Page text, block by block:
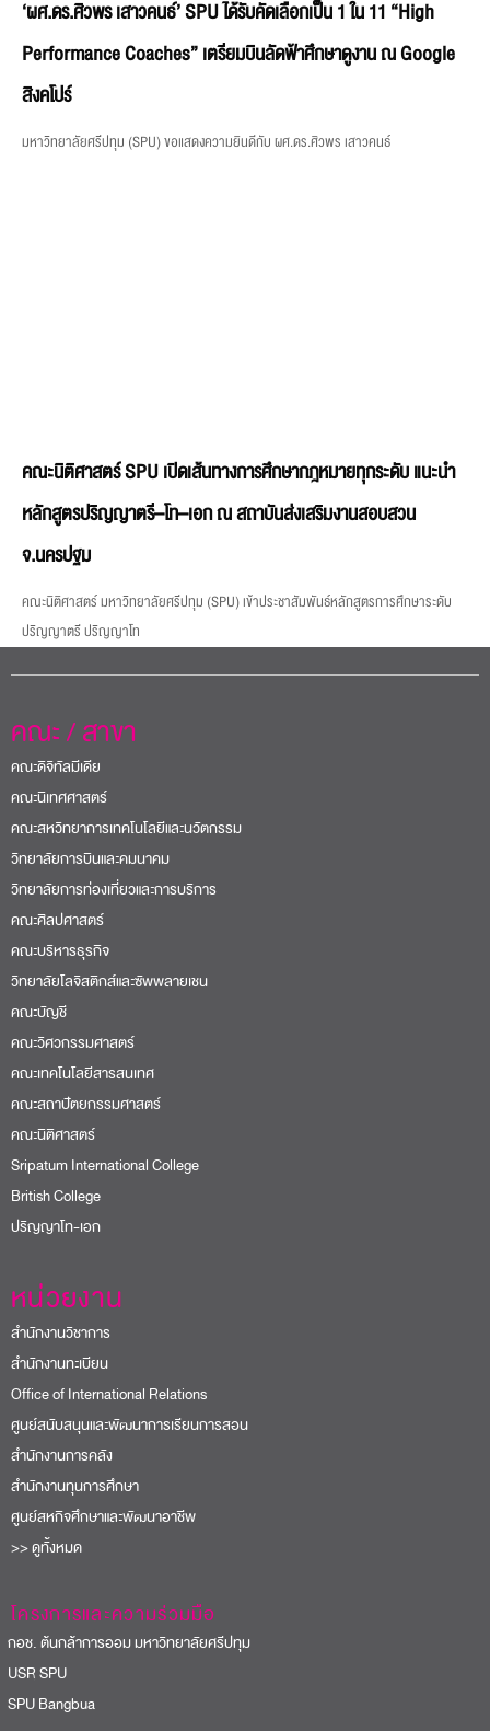
‘ผศ.ดร.ศิวพร เสาวคนธ์’ SPU ได้รับคัดเลือกเป็น 1 ใน 11 “High
Performance Coaches” เตรียมบินลัดฟ้าศึกษาดูงาน ณ Google
สิงคโปร์
มหาวิทยาลัยศรีปทุม (SPU) ขอแสดงความยินดีกับ ผศ.ดร.ศิวพร เสาวคนธ์
คณะนิติศาสตร์ SPU เปิดเส้นทางการศึกษากฎหมายทุกระดับ แนะนำ
หลักสูตรปริญญาตรี–โท–เอก ณ สถาบันส่งเสริมงานสอบสวน
จ.นครปฐม
คณะนิติศาสตร์ มหาวิทยาลัยศรีปทุม (SPU) เข้าประชาสัมพันธ์หลักสูตรการศึกษาระดับ
ปริญญาตรี ปริญญาโท
คณะ / สาขา
คณะดิจิทัลมีเดีย
คณะนิเทศศาสตร์
คณะสหวิทยาการเทคโนโลยีและนวัตกรรม
วิทยาลัยการบินและคมนาคม
วิทยาลัยการท่องเที่ยวและการบริการ
คณะศิลปศาสตร์
คณะบริหารธุรกิจ
วิทยาลัยโลจิสติกส์และซัพพลายเชน
คณะบัญชี
คณะวิศวกรรมศาสตร์
คณะเทคโนโลยีสารสนเทศ
คณะสถาปัตยกรรมศาสตร์
คณะนิติศาสตร์
Sripatum International College
British College
ปริญญาโท-เอก
หน่วยงาน
สำนักงานวิชาการ
สำนักงานทะเบียน
Office of International Relations
ศูนย์สนับสนุนและพัฒนาการเรียนการสอน
สำนักงานการคลัง
สำนักงานทุนการศึกษา
ศูนย์สหกิจศึกษาและพัฒนาอาชีพ
>> ดูทั้งหมด
โครงการและความร่วมมือ
ช. ต้นกล้าการออม มหาวิทยาลัยศรีปทุม
SPU
Bangbua